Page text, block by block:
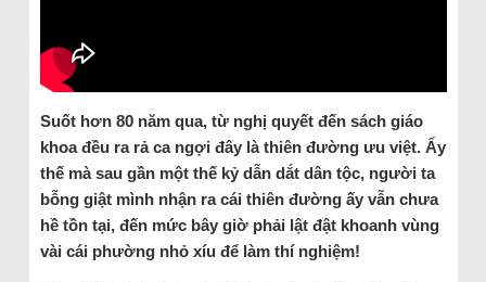
Suốt hơn 80 năm qua, từ nghị quyết đến sách giáo
khoa đều ra rả ca ngợi đây là thiên đường ưu việt. Ấy
thế mà sau gần một thế kỷ dẫn dắt dân tộc, người ta
bỗng giật mình nhận ra cái thiên đường ấy vẫn chưa
hề tồn tại, đến mức bây giờ phải lật đật khoanh vùng
vài cái phường nhỏ xíu để làm thí nghiệm!